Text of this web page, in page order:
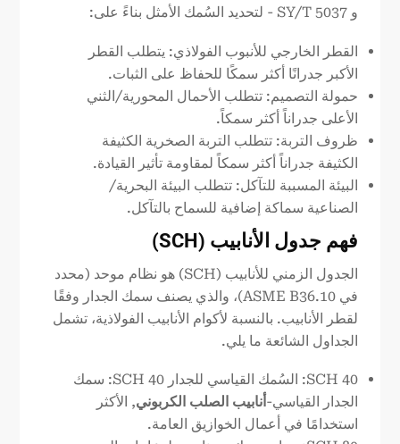
و SY/T 5037 - لتحديد السُمك الأمثل بناءً على:
القطر الخارجي للأنبوب الفولاذي: يتطلب القطر
الأكبر جدرانًا أكثر سمكًا للحفاظ على الثبات.
حمولة التصميم: تتطلب الأحمال المحورية/الثني
الأعلى جدراناً أكثر سمكاً.
ظروف التربة: تتطلب التربة الصخرية الكثيفة
الكثيفة جدراناً أكثر سمكاً لمقاومة تأثير القيادة.
البيئة المسببة للتآكل: تتطلب البيئة البحرية/
الصناعية سماكة إضافية للسماح بالتآكل.
فهم جدول الأنابيب (SCH)
الجدول الزمني للأنابيب (SCH) هو نظام موحد (محدد
في ASME B36.10)، والذي يصنف سمك الجدار وفقًا
لقطر الأنابيب. بالنسبة لأكوام الأنابيب الفولاذية، تشمل
الجداول الشائعة ما يلي.
SCH 40: السُمك القياسي للجدار SCH 40: سمك
الجدار القياسي- أنابيب الصلب الكربوني, الأكثر
استخدامًا في أعمال الخوازيق العامة.